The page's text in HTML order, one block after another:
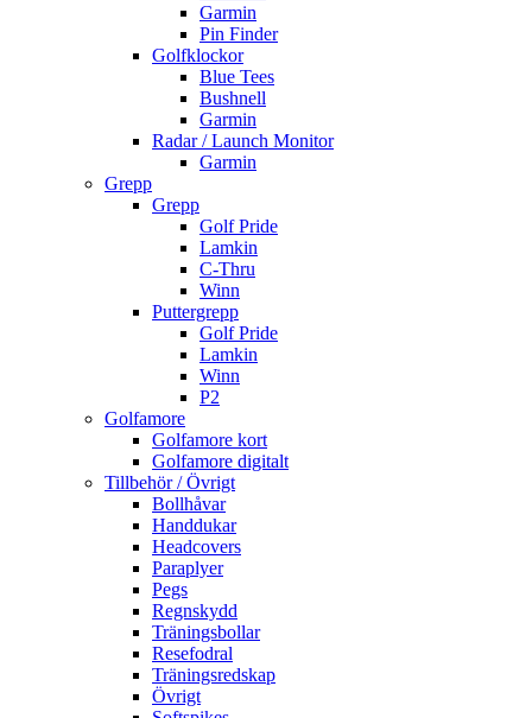
Garmin
Pin Finder
Golfklockor
Blue Tees
Bushnell
Garmin
Radar / Launch Monitor
Garmin
Grepp
Grepp
Golf Pride
Lamkin
C-Thru
Winn
Puttergrepp
Golf Pride
Lamkin
Winn
P2
Golfamore
Golfamore kort
Golfamore digitalt
Tillbehör / Övrigt
Bollhåvar
Handdukar
Headcovers
Paraplyer
Pegs
Regnskydd
Träningsbollar
Resefodral
Träningsredskap
Övrigt